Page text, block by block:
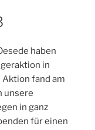
haben
in
fand am
unsere
in ganz
für einen